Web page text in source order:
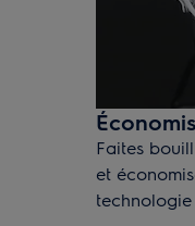
Faites
et